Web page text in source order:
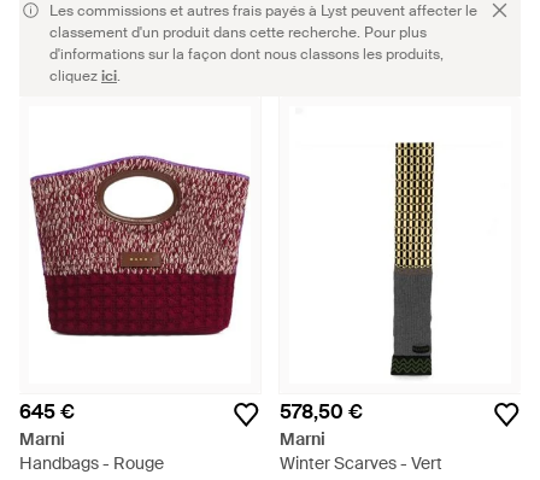
Les commissions et autres frais payés à Lyst peuvent affecter le
classement d'un produit dans cette recherche. Pour plus
d'informations sur la façon dont nous classons les produits,
cliquezici.
645 €
Marni
Handbags - Rouge
578,50 €
Marni
Winter Scarves - Vert